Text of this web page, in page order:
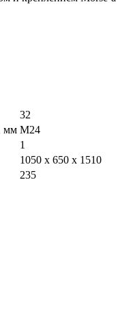
32
мм M24
1
1050 x 650 x 1510
235